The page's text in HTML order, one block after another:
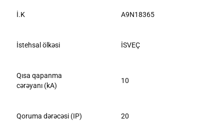
İ.K A9N18365
İstehsal ölkəsi İSVEÇ
Qısa qapanma
cərəyanı (kA)
10
Qoruma dərəcəsi (IP) 20